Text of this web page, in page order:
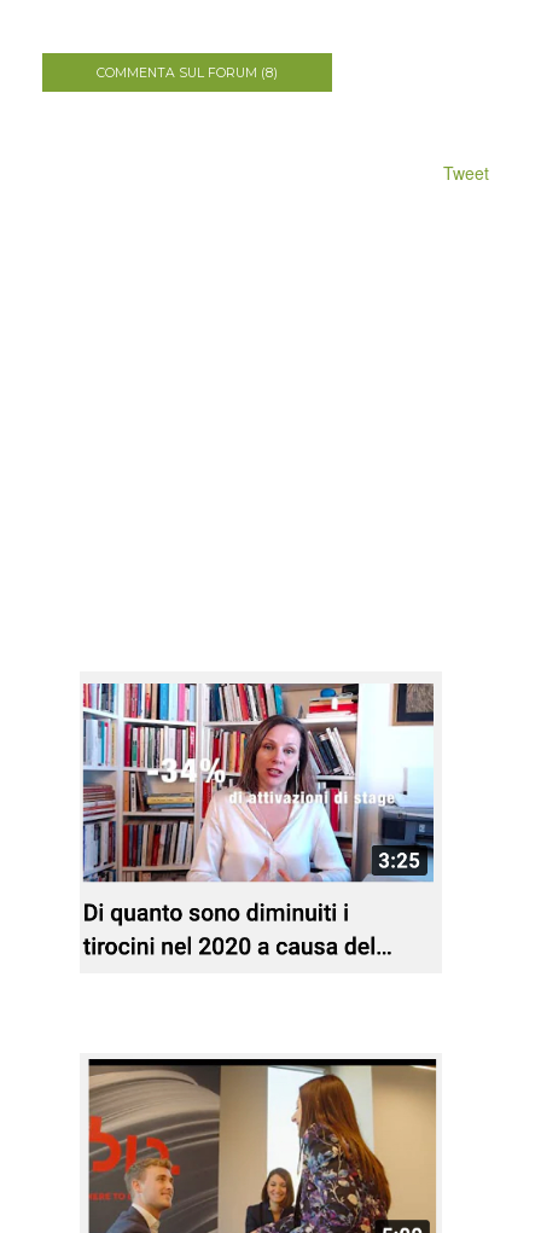
COMMENTA SUL FORUM (8)
Tweet